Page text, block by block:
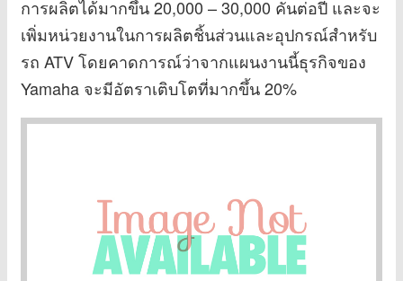
การผลิตได้มากขึ้น 20,000 – 30,000 คันต่อปี และจะ
เพิ่มหน่วยงานในการผลิตชิ้นส่วนและอุปกรณ์สำหรับ
รถ ATV โดยคาดการณ์ว่าจากแผนงานนี้ธุรกิจของ
Yamaha จะมีอัตราเติบโตที่มากขึ้น 20%